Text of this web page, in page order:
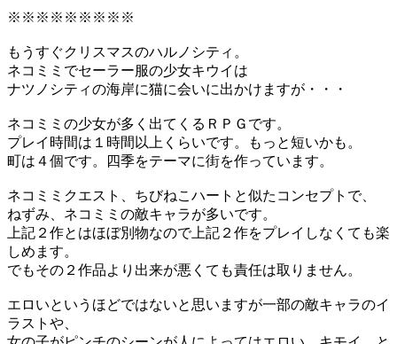
※※※※※※※※※
もうすぐクリスマスのハルノシティ。
ネコミミでセーラー服の少女キウイは
ナツノシティの海岸に猫に会いに出かけますが・・・
ネコミミの少女が多く出てくるＲＰＧです。
プレイ時間は１時間以上くらいです。もっと短いかも。
町は４個です。四季をテーマに街を作っています。
ネコミミクエスト、ちびねこハートと似たコンセプトで、
ねずみ、ネコミミの敵キャラが多いです。
上記２作とはほぼ別物なので上記２作をプレイしなくても楽
しめます。
でもその２作品より出来が悪くても責任は取りません。
エロいというほどではないと思いますが一部の敵キャラのイ
ラストや、